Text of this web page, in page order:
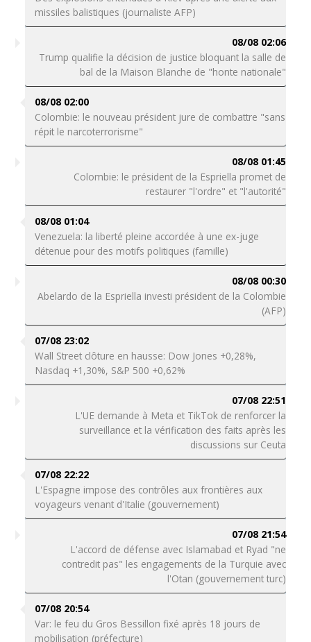
missiles balistiques (journaliste AFP)
08/08 02:06
Trump qualifie la décision de justice bloquant la salle de
bal de la Maison Blanche de "honte nationale"
08/08 02:00
Colombie: le nouveau président jure de combattre "sans
répit le narcoterrorisme"
08/08 01:45
Colombie: le président de la Espriella promet de
restaurer "l'ordre" et "l'autorité"
08/08 01:04
Venezuela: la liberté pleine accordée à une ex-juge
détenue pour des motifs politiques (famille)
08/08 00:30
Abelardo de la Espriella investi président de la Colombie
(AFP)
07/08 23:02
Wall Street clôture en hausse: Dow Jones +0,28%,
Nasdaq +1,30%, S&P 500 +0,62%
07/08 22:51
L'UE demande à Meta et TikTok de renforcer la
surveillance et la vérification des faits après les
discussions sur Ceuta
07/08 22:22
L'Espagne impose des contrôles aux frontières aux
voyageurs venant d'Italie (gouvernement)
07/08 21:54
L'accord de défense avec Islamabad et Ryad "ne
contredit pas" les engagements de la Turquie avec
l'Otan (gouvernement turc)
07/08 20:54
Var: le feu du Gros Bessillon fixé après 18 jours de
mobilisation (préfecture)